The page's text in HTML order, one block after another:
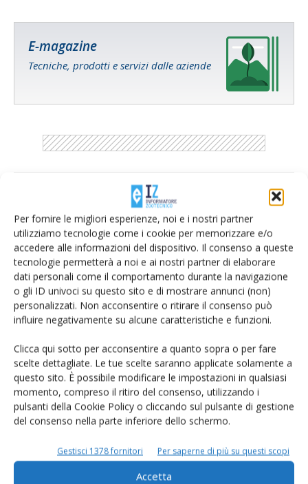
Per fornire le migliori esperienze, noi e i nostri partner
utilizziamo tecnologie come i cookie per memorizzare e/o
accedere alle informazioni del dispositivo. Il consenso a queste
tecnologie permetterà a noi e ai nostri partner di elaborare
dati personali come il comportamento durante la navigazione
o gli ID univoci su questo sito e di mostrare annunci (non)
personalizzati. Non acconsentire o ritirare il consenso può
influire negativamente su alcune caratteristiche e funzioni.
Clicca qui sotto per acconsentire a quanto sopra o per fare
scelte dettagliate. Le tue scelte saranno applicate solamente a
questo sito. È possibile modificare le impostazioni in qualsiasi
momento, compreso il ritiro del consenso, utilizzando i
pulsanti della Cookie Policy o cliccando sul pulsante di gestione
del consenso nella parte inferiore dello schermo.
Gestisci 1378 fornitori Per saperne di più su questi scopi
Accetta
E-magazine
Tecniche, prodotti e servizi dalle aziende
Catalogo Aziende e Prodotti
Un modo semplice per cercare un'azienda o un
prodotto!
Cerca adesso
I consigli di Terra e Vita agli agricoltori
Cerca adesso